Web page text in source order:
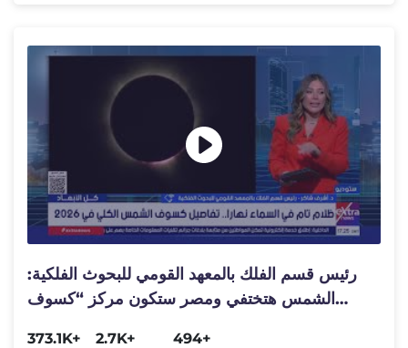
رئيس قسم الفلك بالمعهد القومي للبحوث الفلكية:
الشمس هتختفي ومصر ستكون مركز “كسوف
373.1K+
2.7K+
494+